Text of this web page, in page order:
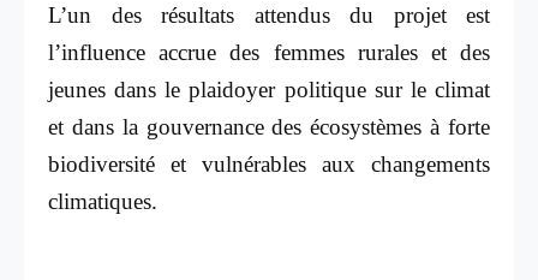
L’un des résultats attendus du projet est
l’influence accrue des femmes rurales et des
jeunes dans le plaidoyer politique sur le climat
et dans la gouvernance des écosystèmes à forte
biodiversité et vulnérables aux changements
climatiques.